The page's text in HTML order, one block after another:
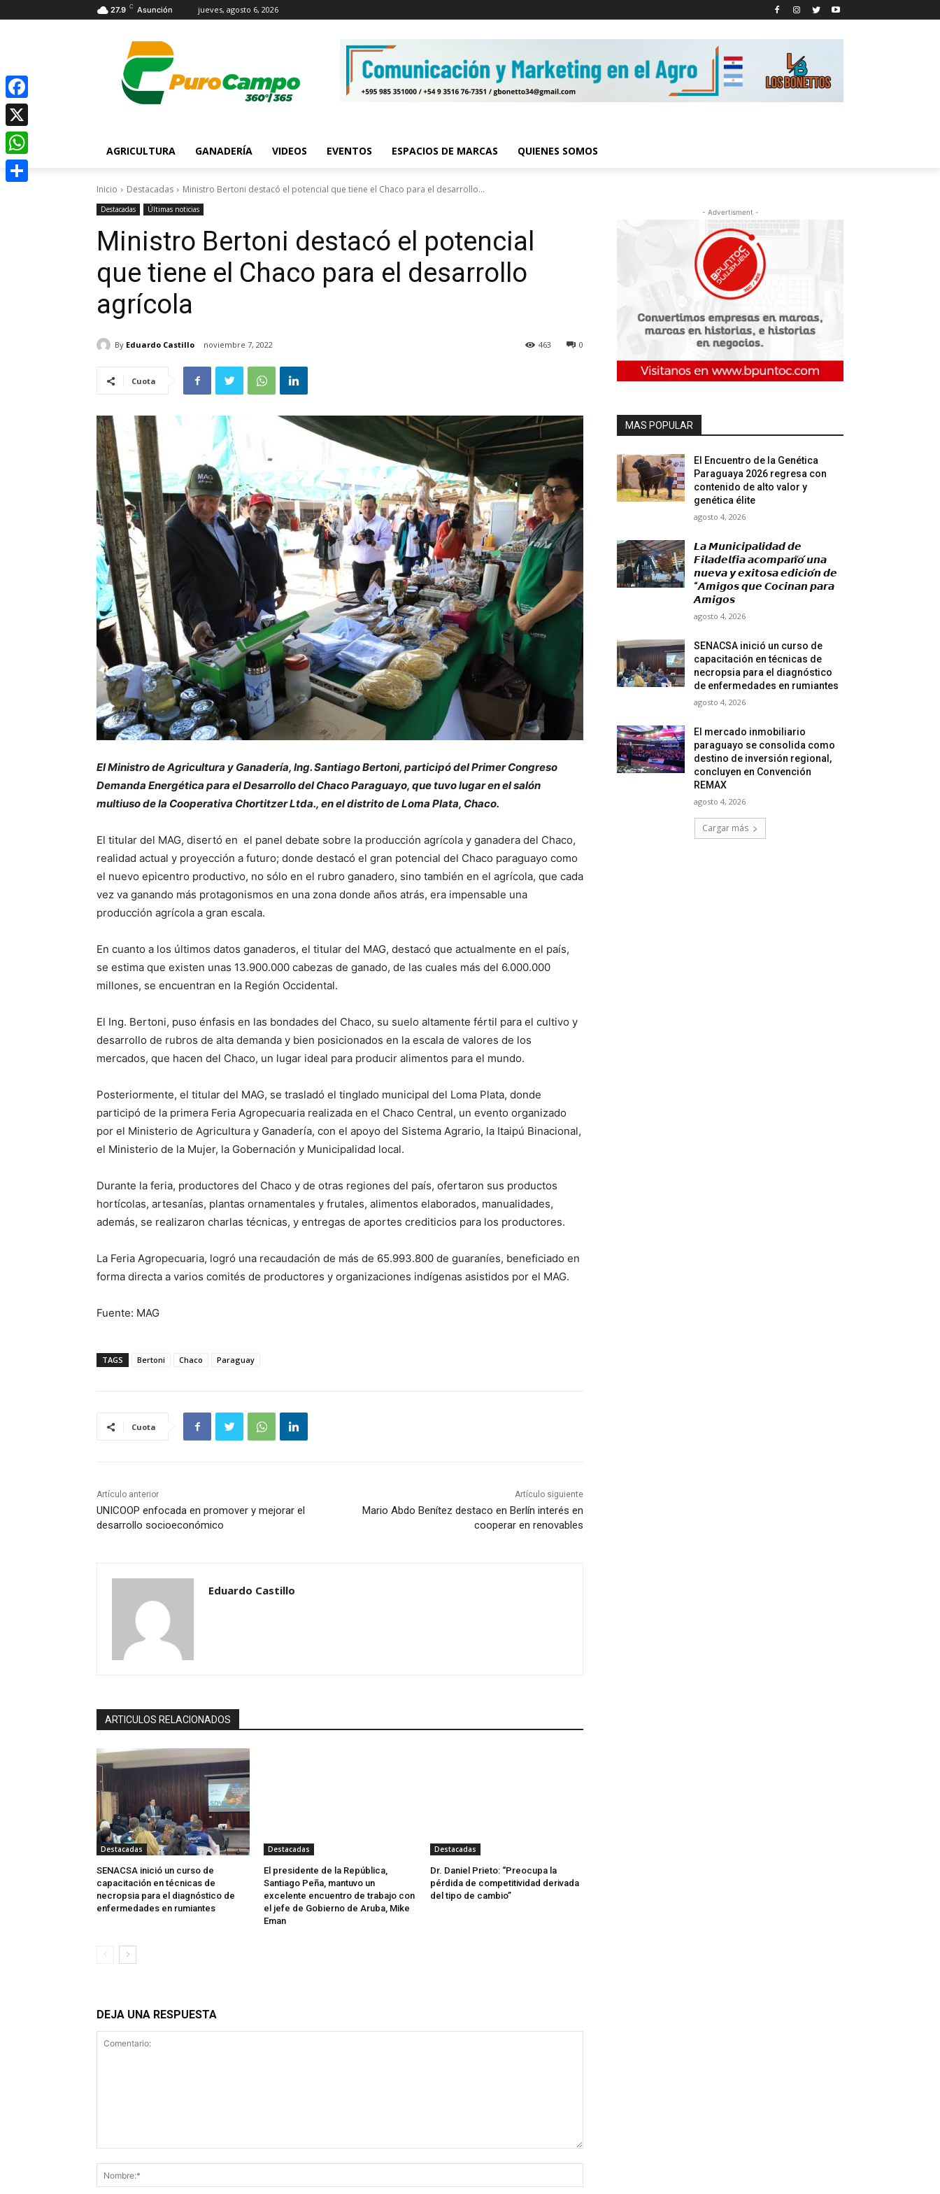
27.9 C Asunción jueves, agosto 6, 2026
AGRICULTURA GANADERÍA VIDEOS EVENTOS ESPACIOS DE MARCAS QUIENES SOMOS
Inicio Destacadas Ministro Bertoni destacó el potencial que tiene el Chaco para el desarrollo...
Destacadas Últimas noticias
Ministro Bertoni destacó el potencial
que tiene el Chaco para el desarrollo
agrícola
By Eduardo Castillo noviembre 7, 2022 0
463
Cuota
El Ministro de Agricultura y Ganadería, Ing. Santiago Bertoni, participó del Primer Congreso
Demanda Energética para el Desarrollo del Chaco Paraguayo, que tuvo lugar en el salón
multiuso de la Cooperativa Chortitzer Ltda., en el distrito de Loma Plata, Chaco.
El titular del MAG, disertó en el panel debate sobre la producción agrícola y ganadera del Chaco,
realidad actual y proyección a futuro; donde destacó el gran potencial del Chaco paraguayo como
el nuevo epicentro productivo, no sólo en el rubro ganadero, sino también en el agrícola, que cada
vez va ganando más protagonismos en una zona donde años atrás, era impensable una
producción agrícola a gran escala.
En cuanto a los últimos datos ganaderos, el titular del MAG, destacó que actualmente en el país,
se estima que existen unas 13.900.000 cabezas de ganado, de las cuales más del 6.000.000
millones, se encuentran en la Región Occidental.
El Ing. Bertoni, puso énfasis en las bondades del Chaco, su suelo altamente fértil para el cultivo y
desarrollo de rubros de alta demanda y bien posicionados en la escala de valores de los
mercados, que hacen del Chaco, un lugar ideal para producir alimentos para el mundo.
Posteriormente, el titular del MAG, se trasladó el tinglado municipal del Loma Plata, donde
participó de la primera Feria Agropecuaria realizada en el Chaco Central, un evento organizado
por el Ministerio de Agricultura y Ganadería, con el apoyo del Sistema Agrario, la Itaipú Binacional,
el Ministerio de la Mujer, la Gobernación y Municipalidad local.
Durante la feria, productores del Chaco y de otras regiones del país, ofertaron sus productos
hortícolas, artesanías, plantas ornamentales y frutales, alimentos elaborados, manualidades,
además, se realizaron charlas técnicas, y entregas de aportes crediticios para los productores.
La Feria Agropecuaria, logró una recaudación de más de 65.993.800 de guaraníes, beneficiado en
forma directa a varios comités de productores y organizaciones indígenas asistidos por el MAG.
Fuente: MAG
TAGS Bertoni Chaco Paraguay
Cuota
Artículo anterior
UNICOOP enfocada en promover y mejorar el
desarrollo socioeconómico
Artículo siguiente
Mario Abdo Benítez destaco en Berlín interés en
cooperar en renovables
Eduardo Castillo
ARTICULOS RELACIONADOS
Destacadas
SENACSA inició un curso de
capacitación en técnicas de
necropsia para el diagnóstico de
enfermedades en rumiantes
Destacadas
El presidente de la República,
Santiago Peña, mantuvo un
excelente encuentro de trabajo con
el jefe de Gobierno de Aruba, Mike
Eman
Destacadas
Dr. Daniel Prieto: “Preocupa la
pérdida de competitividad derivada
del tipo de cambio”
DEJA UNA RESPUESTA
- Advertisment -
MAS POPULAR
El Encuentro de la Genética
Paraguaya 2026 regresa con
contenido de alto valor y
genética élite
agosto 4, 2026
𝙇𝙖 𝙈𝙪𝙣𝙞𝙘𝙞𝙥𝙖𝙡𝙞𝙙𝙖𝙙 𝙙𝙚
𝙁𝙞𝙡𝙖𝙙𝙚𝙡𝙛𝙞𝙖 𝙖𝙘𝙤𝙢𝙥𝙖𝙣̃𝙤́ 𝙪𝙣𝙖
𝙣𝙪𝙚𝙫𝙖 𝙮 𝙚𝙭𝙞𝙩𝙤𝙨𝙖 𝙚𝙙𝙞𝙘𝙞𝙤́𝙣 𝙙𝙚
“𝘼𝙢𝙞𝙜𝙤𝙨 𝙦𝙪𝙚 𝘾𝙤𝙘𝙞𝙣𝙖𝙣 𝙥𝙖𝙧𝙖
𝘼𝙢𝙞𝙜𝙤𝙨
agosto 4, 2026
SENACSA inició un curso de
capacitación en técnicas de
necropsia para el diagnóstico
de enfermedades en rumiantes
agosto 4, 2026
El mercado inmobiliario
paraguayo se consolida como
destino de inversión regional,
concluyen en Convención
REMAX
agosto 4, 2026
Cargar más
Facebook
X
WhatsApp